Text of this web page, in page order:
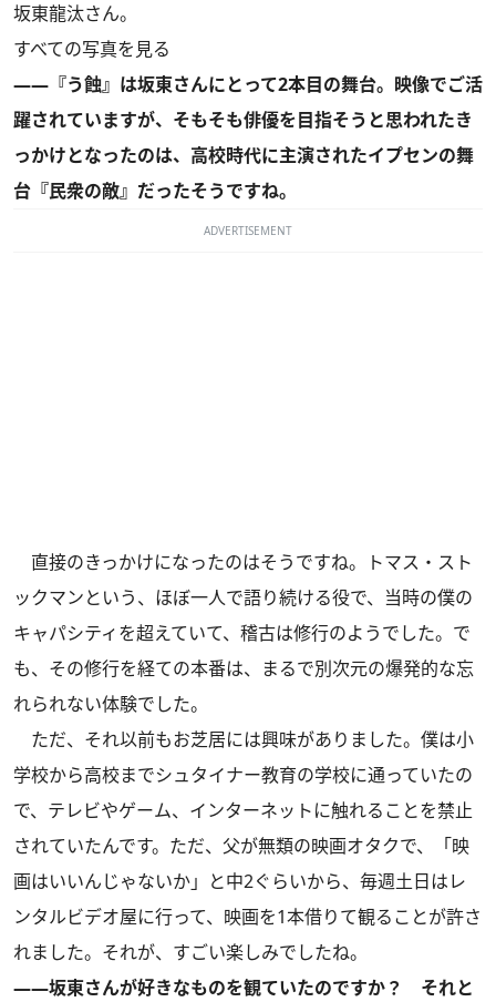
坂東龍汰さん。
すべての写真を見る
――『う蝕』は坂東さんにとって2本目の舞台。映像でご活
躍されていますが、そもそも俳優を目指そうと思われたき
っかけとなったのは、高校時代に主演されたイプセンの舞
台『民衆の敵』だったそうですね。
ADVERTISEMENT
直接のきっかけになったのはそうですね。トマス・スト
ックマンという、ほぼ一人で語り続ける役で、当時の僕の
キャパシティを超えていて、稽古は修行のようでした。で
も、その修行を経ての本番は、まるで別次元の爆発的な忘
れられない体験でした。
ただ、それ以前もお芝居には興味がありました。僕は小
学校から高校までシュタイナー教育の学校に通っていたの
で、テレビやゲーム、インターネットに触れることを禁止
されていたんです。ただ、父が無類の映画オタクで、「映
画はいいんじゃないか」と中2ぐらいから、毎週土日はレ
ンタルビデオ屋に行って、映画を1本借りて観ることが許さ
れました。それが、すごい楽しみでしたね。
――坂東さんが好きなものを観ていたのですか？ それと